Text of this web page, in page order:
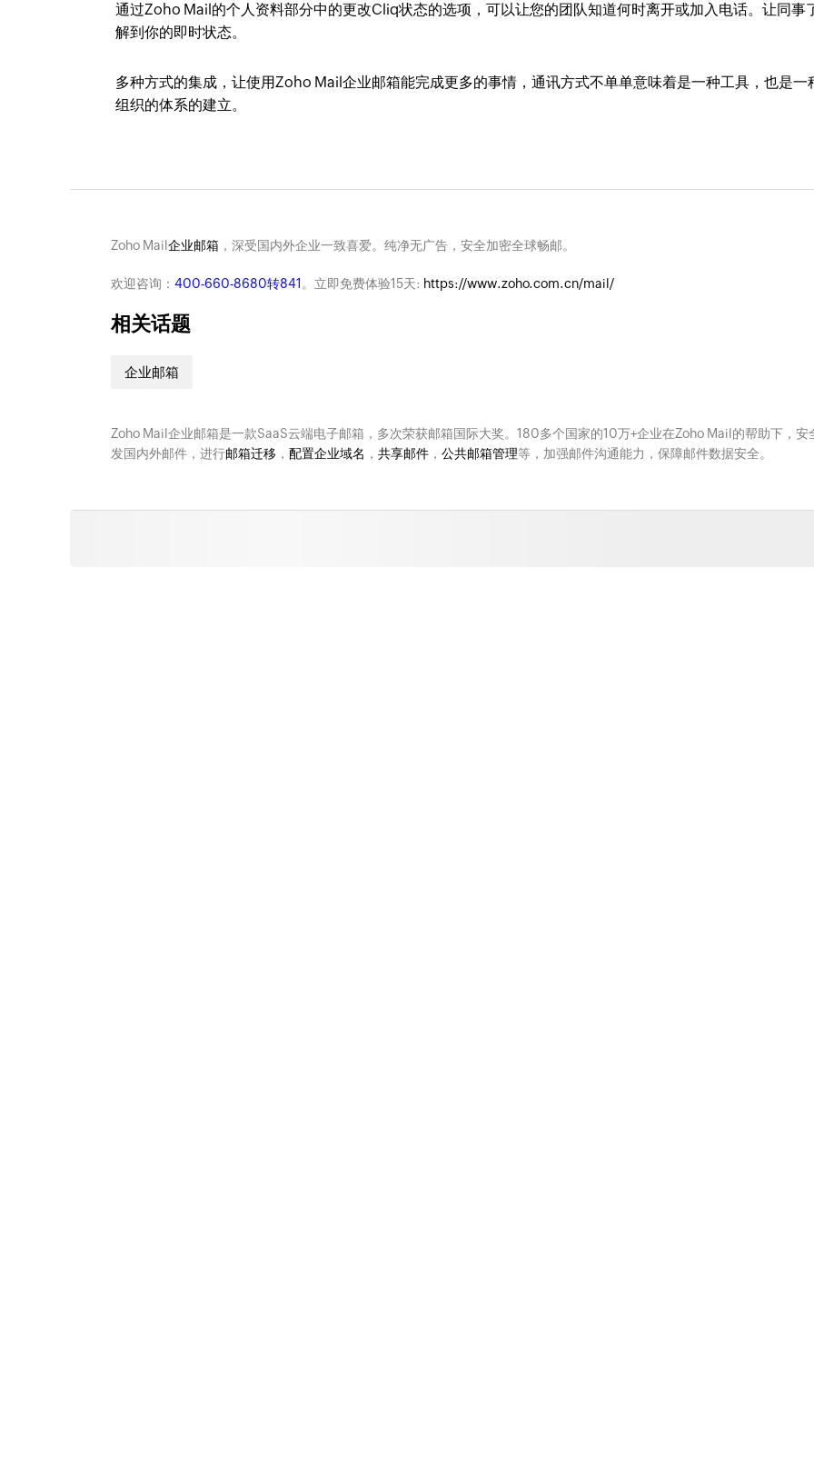
通过Zoho Mail的个人资料部分中的更改Cliq状态的选项，可以让您的团队知道何时离开或加入电话。让同事
解到你的即时状态。
多种方式的集成，让使用Zoho Mail企业邮箱能完成更多的事情，通讯方式不单单意味着是一种工具，也是一
组织的体系的建立。
Zoho Mail企业邮箱，深受国内外企业一致喜爱。纯净无广告，安全加密全球畅邮。
欢迎咨询： 400-660-8680转841 。立即免费体验15天: https://www.zoho.com.cn/mail/
相关话题
企业邮箱
Zoho Mail企业邮箱是一款SaaS云端电子邮箱，多次荣获邮箱国际大奖。180多个国家的10万+企业在Zoho Mail的帮助下，安
发国内外邮件，进行邮箱迁移 ， 配置企业域名 ， 共享邮件， 公共邮箱管理等，加强邮件沟通能力，保障邮件数据安全。